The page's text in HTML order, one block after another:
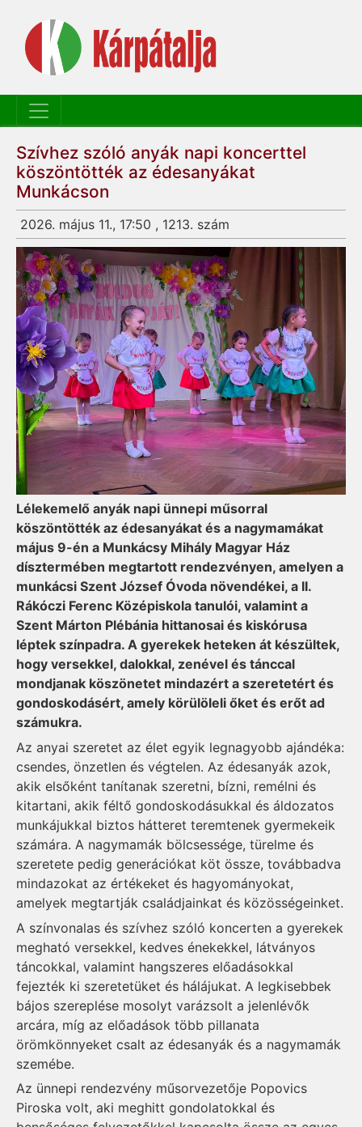
Szívhez szóló anyák napi koncerttel
köszöntötték az édesanyákat
Munkácson
2026. május 11., 17:50 , 1213. szám
Lélekemelő anyák napi ünnepi műsorral
köszöntötték az édesanyákat és a nagymamákat
május 9-én a Munkácsy Mihály Magyar Ház
dísztermében megtartott rendezvényen, amelyen a
munkácsi Szent József Óvoda növendékei, a II.
Rákóczi Ferenc Középiskola tanulói, valamint a
Szent Márton Plébánia hittanosai és kiskórusa
léptek színpadra. A gyerekek heteken át készültek,
hogy versekkel, dalokkal, zenével és tánccal
mondjanak köszönetet mindazért a szeretetért és
gondoskodásért, amely körülöleli őket és erőt ad
számukra.
Az anyai szeretet az élet egyik legnagyobb ajándéka:
csendes, önzetlen és végtelen. Az édesanyák azok,
akik elsőként tanítanak szeretni, bízni, remélni és
kitartani, akik féltő gondoskodásukkal és áldozatos
munkájukkal biztos hátteret teremtenek gyermekeik
számára. A nagymamák bölcsessége, türelme és
szeretete pedig generációkat köt össze, továbbadva
mindazokat az értékeket és hagyományokat,
amelyek megtartják családjainkat és közösségeinket.
A színvonalas és szívhez szóló koncerten a gyerekek
megható versekkel, kedves énekekkel, látványos
táncokkal, valamint hangszeres előadásokkal
fejezték ki szeretetüket és hálájukat. A legkisebbek
bájos szereplése mosolyt varázsolt a jelenlévők
arcára, míg az előadások több pillanata
örömkönnyeket csalt az édesanyák és a nagymamák
szemébe.
Az ünnepi rendezvény műsorvezetője Popovics
Piroska volt, aki meghitt gondolatokkal és